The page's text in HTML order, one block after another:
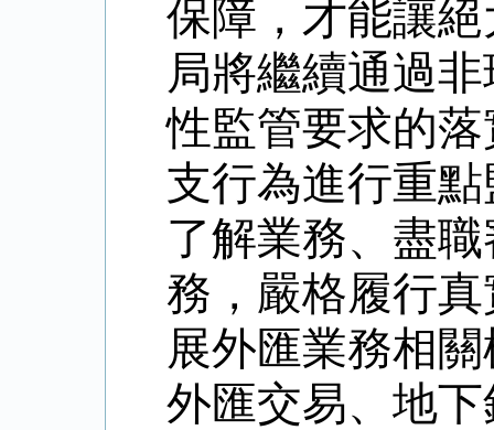
保障，才能讓
局將繼續通過
性監管要求的
支行為進行重
了解業務、盡
務，嚴格履行
展外匯業務相
外匯交易、地